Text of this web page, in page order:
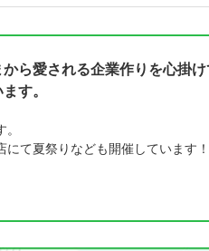
ら愛される企業作りを心掛け
す。
て夏祭りなども開催しています！